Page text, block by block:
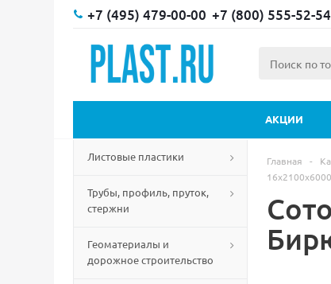
+7 (495) 479-00-00 +7 (800) 555-52-54
АКЦИИ
Листовые пластики
Трубы, профиль, пруток,
стержни
Геоматериалы и
дорожное строительство
Главная -